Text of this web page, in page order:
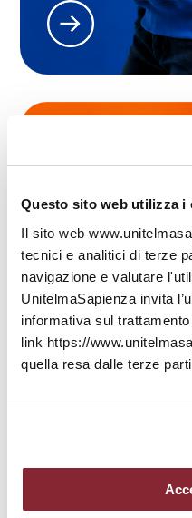
Questo sito web utilizza i
Il sito web
tecnici e analitici di terze
navigazione e valutare
UnitelmaSapienza invita
informativa sul
link https://
quella resa dalle terze